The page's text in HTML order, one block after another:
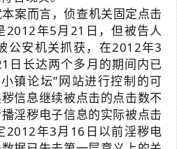
而言，侦查机关固定点击
2012年5月21日，但被告人
公安机关抓获，在2012年3
日长达两个多月的期间内已
镇论坛”网站进行控制的可
信息继续被点击的点击数不
淫秽电子信息的实际被点击
2012年3月16日以前淫秽电